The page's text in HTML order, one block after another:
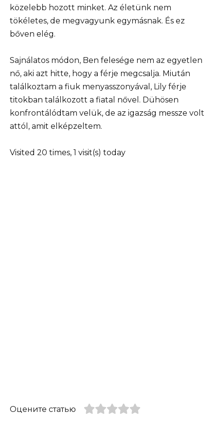
közelebb hozott minket. Az életünk nem
tökéletes, de megvagyunk egymásnak. És ez
bőven elég.
Sajnálatos módon, Ben felesége nem az egyetlen
nő, aki azt hitte, hogy a férje megcsalja. Miután
találkoztam a fiuk menyasszonyával, Lily férje
titokban találkozott a fiatal nővel. Dühösen
konfrontálódtam velük, de az igazság messze volt
attól, amit elképzeltem.
Visited 20 times, 1 visit(s) today
Оцените статью